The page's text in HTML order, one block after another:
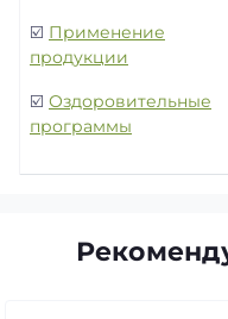
☑️ Применение
продукции
☑️ Оздоровительные
программы